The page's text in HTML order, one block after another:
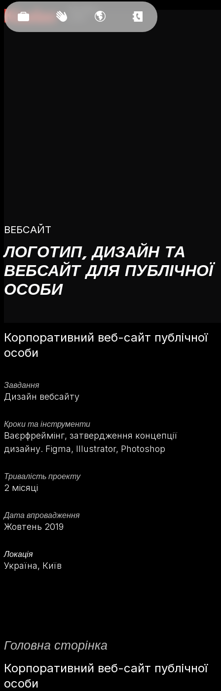
ВЕБСАЙТ
ЛОГОТИП, ДИЗАЙН ТА
ВЕБСАЙТ ДЛЯ ПУБЛІЧНОЇ
ОСОБИ
Корпоративний веб-сайт публічної
особи
Завдання
Дизайн вебсайту
Кроки та інструменти
Ваєрфреймінг, затвердження концепції
дизайну. Figma, Illustrator, Photoshop
Тривалість проекту
2 місяці
Дата впровадження
Жовтень 2019
Локація
Україна, Київ
Головна сторінка
Корпоративний веб-сайт публічної
особи